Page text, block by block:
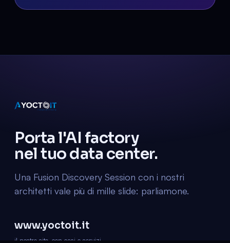
Porta l'AI factory
nel tuo data center.
Una Fusion Discovery Session con i nostri
architetti vale più di mille slide: parliamone.
www.yoctoit.it
il nostro sito, con casi e servizi